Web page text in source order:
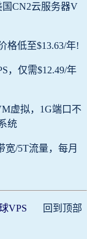
国CN2云服务器V
格低至$13.63/年!
，仅需$12.49/年
虚拟，1G端口不
统
宽/5T流量，每月
VPS
回到顶部